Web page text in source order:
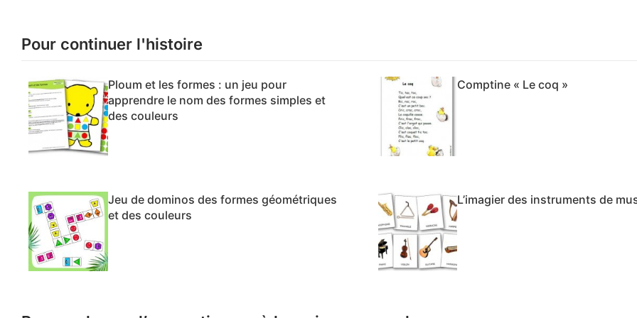
Pour continuer l'histoire
Ploum et les formes : un jeu pour
apprendre le nom des formes simples et
des couleurs
Comptine « Le coq »
Jeu de dominos des formes géométriques
et des couleurs
L’imagier des instruments de